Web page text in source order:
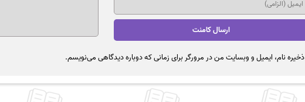
ذخیره نام، ایمیل و وبسایت من در مرورگر برای زمانی که دوباره دیدگاهی می‌نویسم.